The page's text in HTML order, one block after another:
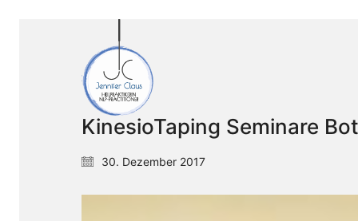
KinesioTaping Seminare
30. Dezember 2017